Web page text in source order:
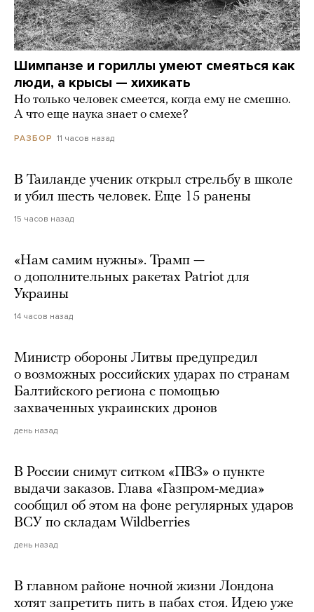
Шимпанзе и гориллы умеют смеяться как
люди, а крысы — хихикать
Но только человек смеется, когда ему не смешно.
А что еще наука знает о смехе?
РАЗБОР 11 часов назад
В Таиланде ученик открыл стрельбу в школе
и убил шесть человек. Еще 15 ранены
15 часов назад
«Нам самим нужны». Трамп —
о дополнительных ракетах Patriot для
Украины
14 часов назад
Министр обороны Литвы предупредил
о возможных российских ударах по странам
Балтийского региона с помощью
захваченных украинских дронов
день назад
В России снимут ситком «ПВЗ» о пункте
выдачи заказов. Глава «Газпром-медиа»
сообщил об этом на фоне регулярных ударов
ВСУ по складам Wildberries
день назад
В главном районе ночной жизни Лондона
хотят запретить пить в пабах стоя. Идею уже